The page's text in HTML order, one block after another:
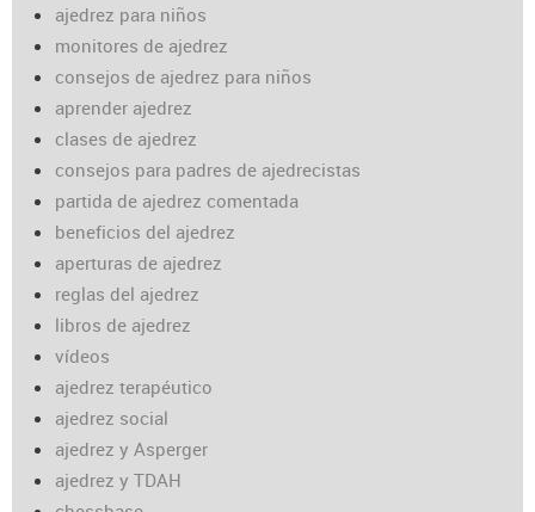
ajedrez para niños
monitores de ajedrez
consejos de ajedrez para niños
aprender ajedrez
clases de ajedrez
consejos para padres de ajedrecistas
partida de ajedrez comentada
beneficios del ajedrez
aperturas de ajedrez
reglas del ajedrez
libros de ajedrez
vídeos
ajedrez terapéutico
ajedrez social
ajedrez y Asperger
ajedrez y TDAH